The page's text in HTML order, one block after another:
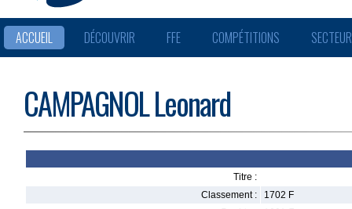
ACCUEIL DÉCOUVRIR FFE COMPÉTITIONS
CAMPAGNOL Leonard
Titre :
Classement :
1702 F